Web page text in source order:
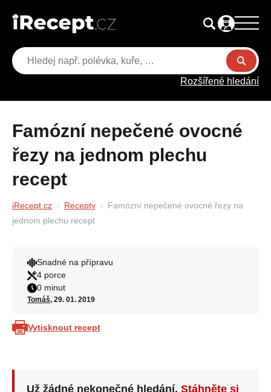
Rozšířené hledání
Famózní nepečené ovocné
řezy na jednom plechu
recept
iRecept.cz Recepty
Famózní nepečené ovocné řezy na
jednom plechu recept
Snadné na přípravu
4 porce
0 minut
Tomáš, 29. 01. 2019
Vytisknout recept
Už žádné nekonečné hledání. Stáhněte si